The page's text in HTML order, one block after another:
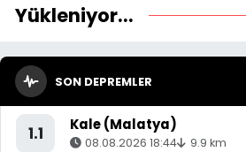
Yükleniyor...
SON DEPREMLER
1.1 Kale (Malatya)
08.08.2026 18:44 9.9 km